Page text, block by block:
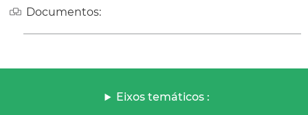
Documentos:
Eixos temáticos :